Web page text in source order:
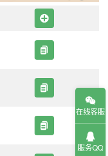
在线客服
服务QQ